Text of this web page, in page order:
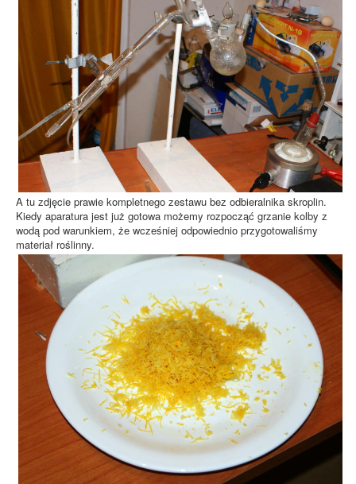
A tu zdjęcie prawie kompletnego zestawu bez odbieralnika skroplin.
Kiedy aparatura jest już gotowa możemy rozpocząć grzanie kolby z
wodą pod warunkiem, że wcześniej odpowiednio przygotowaliśmy
materiał roślinny.